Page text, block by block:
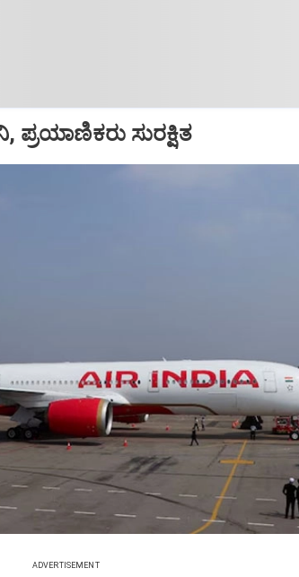
ಪ್ರಯಾಣಿಕರು ಸುರಕ್ಷಿತ
ADVERTISEMENT